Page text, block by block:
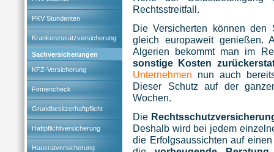
PKV Stundenten
Krankenzusatzversicherung
Sachversicherungen
KFZ-Versicherung
Firmencheck
Grundbesitzerhaftpflicht
Haftpflichtversicherung
Hausratversicherung
Rechtsstreitfall.
Die Versicherten können den
gleich europaweit genießen.
Algerien bekommt man im
sonstige Kosten
Unternehmen nun auch
Dieser Schutz auf der
Wochen.
Die
Deshalb wird bei jedem
die Erfolgsaussichten auf